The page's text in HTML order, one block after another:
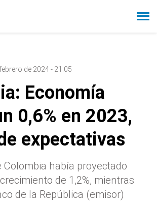
de 2024 - 21:05
Economía
0,6% en 2023,
expectativas
Colombia había proyectado
de 1,2%, mientras
de la República (emisor)